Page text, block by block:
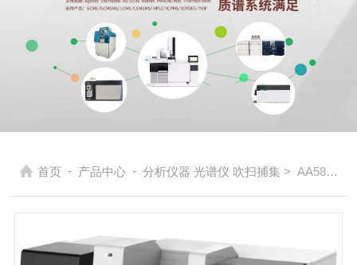
首页 - 产品中心 - 分析仪器 光谱仪 吹扫捕集 > AA58 火焰-石墨炉原子吸收光谱仪